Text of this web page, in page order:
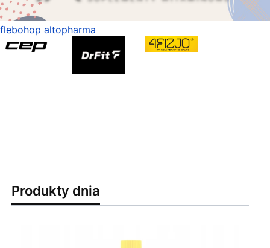
flebohop altopharma
Produkty dnia